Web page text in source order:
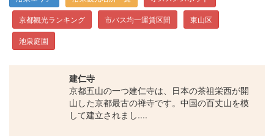
京都観光ランキング 市バス均一運賃区間 東山区
池泉庭園
建仁寺
京都五山の一つ建仁寺は、日本の茶祖栄西が開
山した京都最古の禅寺です。中国の百丈山を模
して建立されまし....